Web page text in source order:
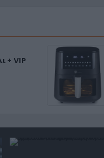
με το
με